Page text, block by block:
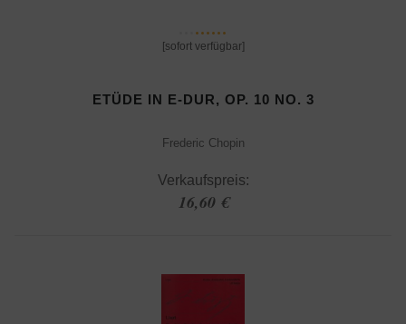
[sofort verfügbar]
ETÜDE IN E-DUR, OP. 10 NO. 3
Frederic Chopin
Verkaufspreis:
16,60 €